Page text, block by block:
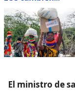
El ministro de